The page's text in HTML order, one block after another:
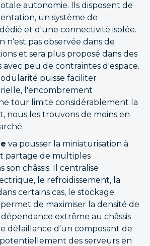
autonomie. Ils disposent de
un système de
et d'une connectivité isolée.
n'est pas observée dans de
et sera plus proposé dans des
peu de contraintes d'espace.
puisse faciliter
l'encombrement
tour limite considérablement la
nous les trouvons de moins en
va pousser la miniaturisation à
partage de multiples
son châssis. Il centralise
le refroidissement, la
certains cas, le stockage.
de maximiser la densité de
extrême au châssis
défaillance d'un composant de
des serveurs en